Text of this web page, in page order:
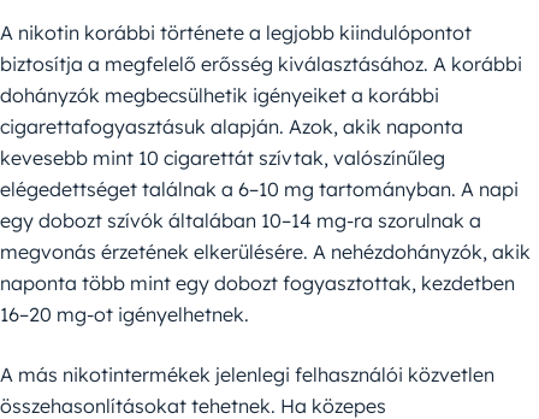
A nikotin korábbi története a legjobb kiindulópontot
biztosítja a megfelelő erősség kiválasztásához. A korábbi
dohányzók megbecsülhetik igényeiket a korábbi
cigarettafogyasztásuk alapján. Azok, akik naponta
kevesebb mint 10 cigarettát szívtak, valószínűleg
elégedettséget találnak a 6–10 mg tartományban. A napi
egy dobozt szívók általában 10–14 mg-ra szorulnak a
megvonás érzetének elkerülésére. A nehézdohányzók, akik
naponta több mint egy dobozt fogyasztottak, kezdetben
16–20 mg-ot igényelhetnek.
A más nikotintermékek jelenlegi felhasználói közvetlen
összehasonlításokat tehetnek. Ha közepes